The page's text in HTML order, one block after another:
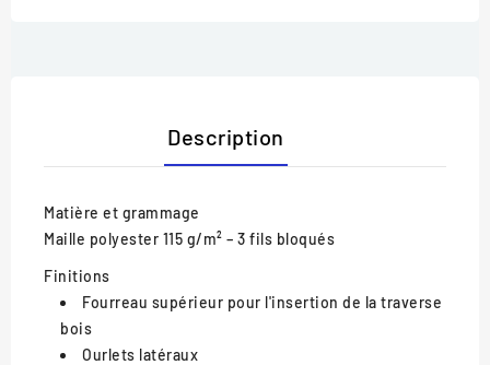
Description
Matière et grammage
Maille polyester 115 g/m² – 3 fils bloqués
Finitions
Fourreau supérieur pour l'insertion de la traverse
bois
Ourlets latéraux